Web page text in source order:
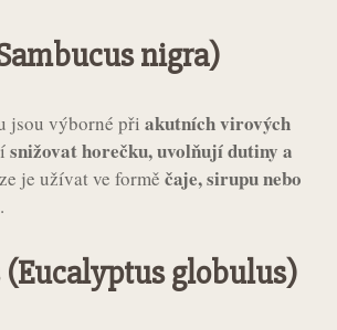
nigra)
jsou výborné při akutních virových
snižovat horečku, uvolňují dutiny a
je užívat ve formě čaje, sirupu nebo
.
globulus)